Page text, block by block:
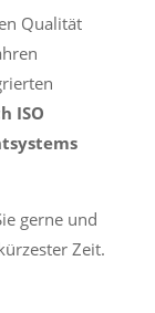
Qualität
ISO
gerne und
Zeit.